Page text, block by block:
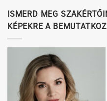
ISMERD MEG
KÉPEKRE A